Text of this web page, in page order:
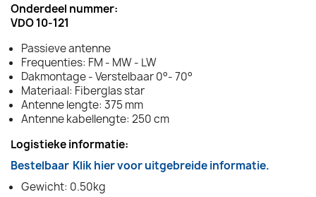
Onderdeel nummer:
VDO 10-121
Passieve antenne
Frequenties: FM - MW - LW
Dakmontage - Verstelbaar 0°- 70°
Materiaal: Fiberglas star
Antenne lengte: 375 mm
Antenne kabellengte: 250 cm
Logistieke informatie:
Bestelbaar Klik hier voor uitgebreide informatie.
Gewicht: 0.50kg